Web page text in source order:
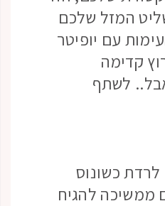
המזל שלכם
עם יופיטר
קדימה
לשתף
כשונוס
ממשיכה להגיח